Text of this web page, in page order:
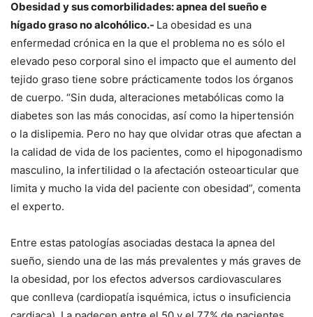
Obesidad y sus comorbilidades: apnea del sueño e
hígado graso no alcohólico.- La obesidad es una
enfermedad crónica en la que el problema no es sólo el
elevado peso corporal sino el impacto que el aumento del
tejido graso tiene sobre prácticamente todos los órganos
de cuerpo. “Sin duda, alteraciones metabólicas como la
diabetes son las más conocidas, así como la hipertensión
o la dislipemia. Pero no hay que olvidar otras que afectan a
la calidad de vida de los pacientes, como el hipogonadismo
masculino, la infertilidad o la afectación osteoarticular que
limita y mucho la vida del paciente con obesidad”, comenta
el experto.
Entre estas patologías asociadas destaca la apnea del
sueño, siendo una de las más prevalentes y más graves de
la obesidad, por los efectos adversos cardiovasculares
que conlleva (cardiopatía isquémica, ictus o insuficiencia